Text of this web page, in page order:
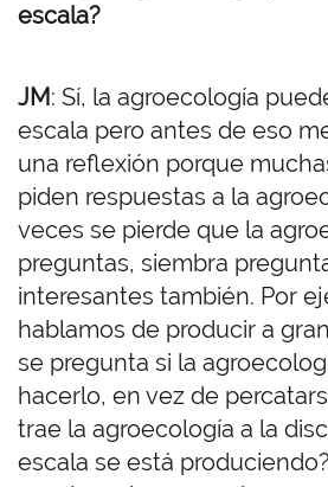
escala?
JM: Sí, la agroecología
escala pero antes de eso
una reflexión porque
piden respuestas a la
veces se pierde que la
preguntas, siembra
interesantes también. Por
hablamos de producir a
se pregunta si la
hacerlo, en vez de
trae la agroecología a la
escala se está